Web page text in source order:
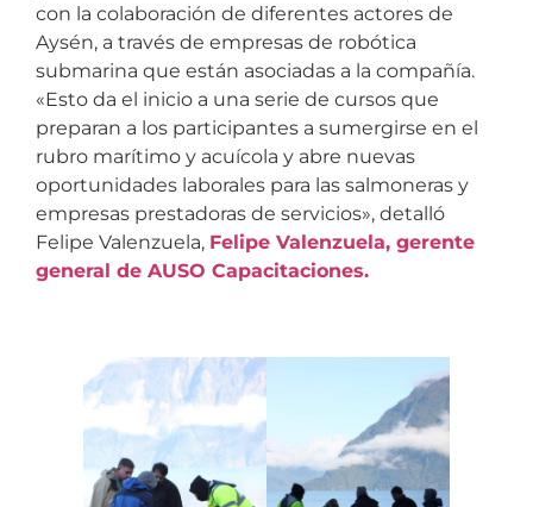
con la colaboración de diferentes actores de
Aysén, a través de empresas de robótica
submarina que están asociadas a la compañía.
«Esto da el inicio a una serie de cursos que
preparan a los participantes a sumergirse en el
rubro marítimo y acuícola y abre nuevas
oportunidades laborales para las salmoneras y
empresas prestadoras de servicios», detalló
Felipe Valenzuela, Felipe Valenzuela, gerente
general de AUSO Capacitaciones.